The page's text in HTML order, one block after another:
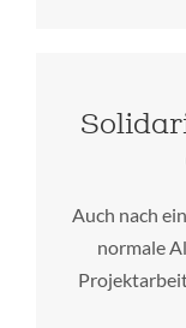
Auch nach
normale